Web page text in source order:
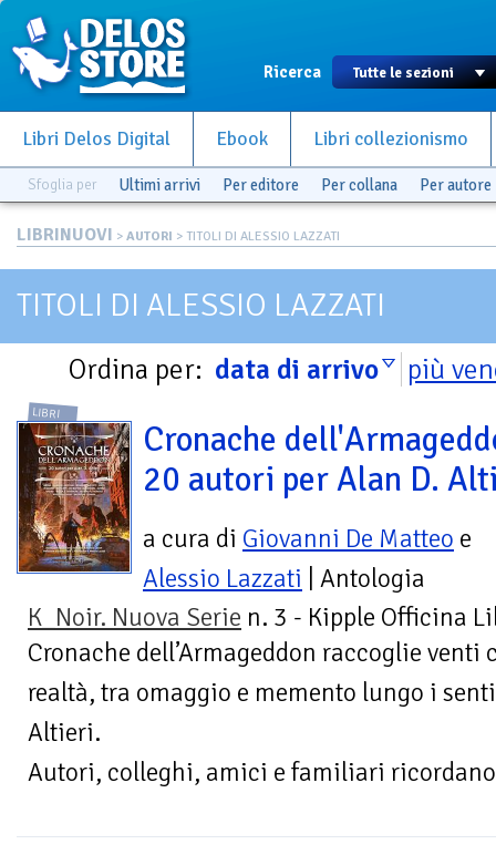
Ricerca
Libri Delos Digital Ebook Libri collezionismo
Sfoglia per Ultimi arrivi Per editore Per collana Per autore
LIBRINUOVI > AUTORI > TITOLI DI ALESSIO LAZZATI
TITOLI DI ALESSIO LAZZATI
Ordina per: data di arrivo più
LIBRI
Cronache
20 autori per Alan D.
a cura di Giovanni De Matteo e
Alessio Lazzati | Antologia
K_Noir. Nuova Serie n. 3 - Kipple Officina
Cronache dell’Armageddon raccoglie
realtà, tra omaggio e memento lungo i
Altieri.
Autori, colleghi, amici e familiari